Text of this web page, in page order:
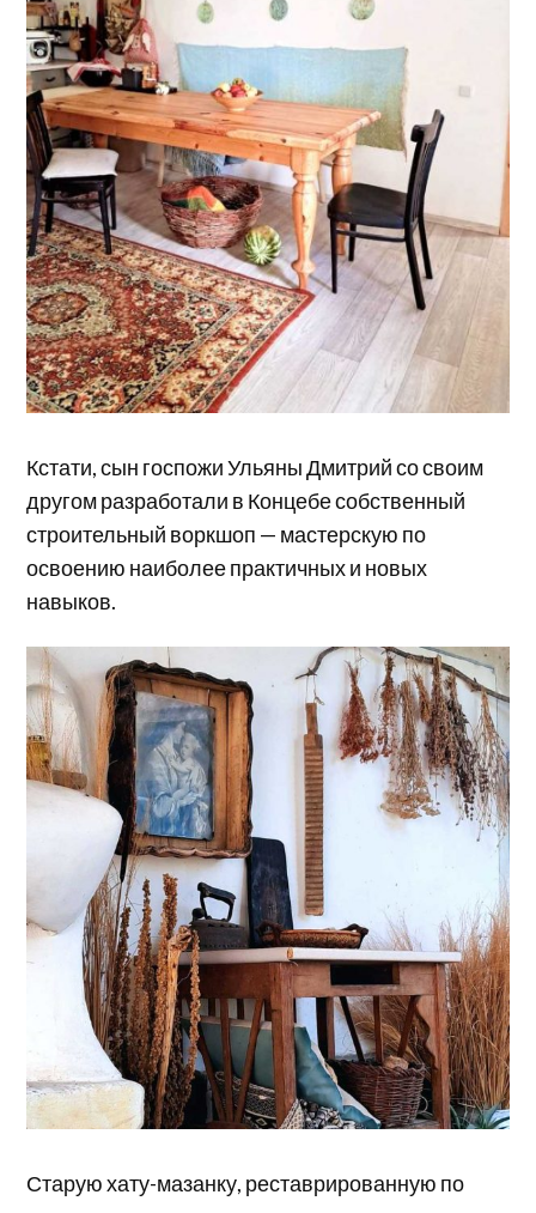
Кстати, сын госпожи Ульяны Дмитрий со своим
другом разработали в Концебе собственный
строительный воркшоп — мастерскую по
освоению наиболее практичных и новых
навыков.
Старую хату-мазанку, реставрированную по